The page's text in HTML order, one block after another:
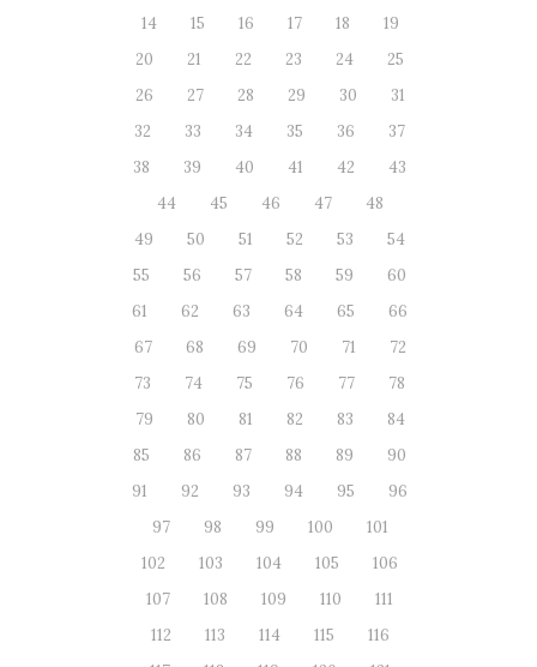
14
15 16 17 18
19
20
21 22 23 24
25
26
27 28 29 30
31
32
33 34 35 36
37
38
39 40 41 42
43
44
45 46 47
48
49
50 51 52 53
54
55
56 57 58 59
60
61
62 63 64 65
66
67
68 69 70 71
72
73
74 75 76 77
78
79
80 81 82 83
84
85
86 87 88 89
90
91
92 93 94 95
96
97
98 99 100
101
102
103 104 105
106
107
108 109 110
111
112
113 114 115
116